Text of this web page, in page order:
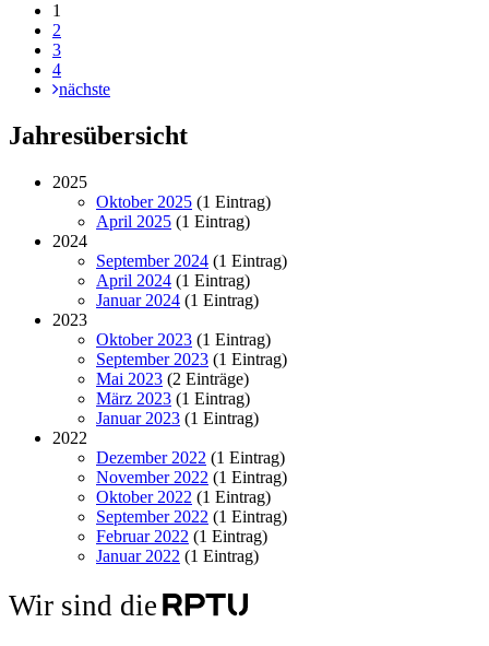
1
2
3
4
nächste
Jahresübersicht
2025
Oktober 2025 (1 Eintrag)
April 2025 (1 Eintrag)
2024
September 2024 (1 Eintrag)
April 2024 (1 Eintrag)
Januar 2024 (1 Eintrag)
2023
Oktober 2023 (1 Eintrag)
September 2023 (1 Eintrag)
Mai 2023 (2 Einträge)
März 2023 (1 Eintrag)
Januar 2023 (1 Eintrag)
2022
Dezember 2022 (1 Eintrag)
November 2022 (1 Eintrag)
Oktober 2022 (1 Eintrag)
September 2022 (1 Eintrag)
Februar 2022 (1 Eintrag)
Januar 2022 (1 Eintrag)
Wir sind die